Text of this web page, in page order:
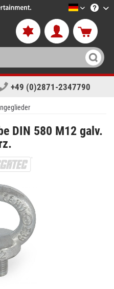
LTT-
+49 (0)2871-2347790
DIN 580 M12 galv.